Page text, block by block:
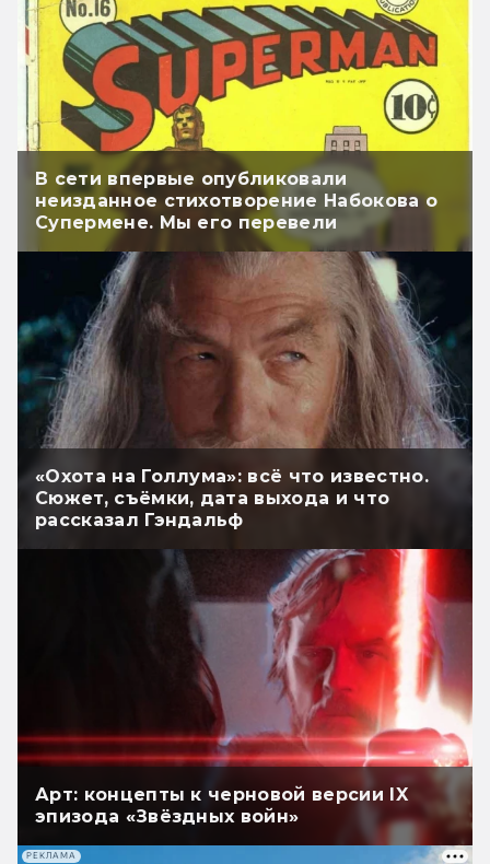
В сети впервые опубликовали
неизданное стихотворение Набокова о
Супермене. Мы его перевели
«Охота на Голлума»: всё что известно.
Сюжет, съёмки, дата выхода и что
рассказал Гэндальф
Арт: концепты к черновой версии IX
эпизода «Звёздных войн»
РЕКЛАМА